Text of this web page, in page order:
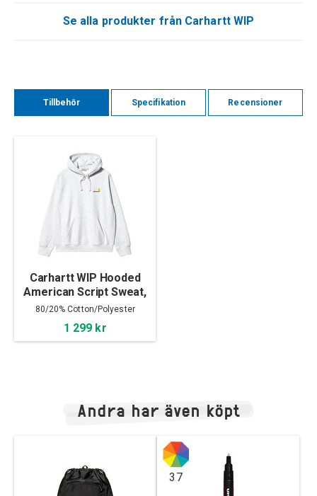
Se alla produkter från Carhartt WIP
Tillbehör Specifikation Recensioner
Carhartt WIP Hooded
American Script Sweat,
Ash Heater
80/20% Cotton/Polyester
1 299 kr
Andra har även köpt
37